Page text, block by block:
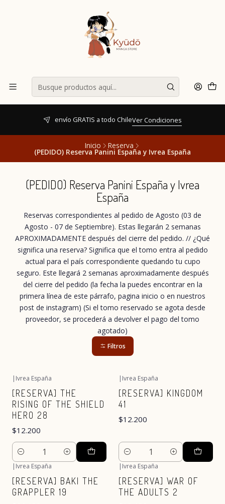
envío GRATIS a todo ChileVer Condiciones
Inicio Reserva
(PEDIDO) Reserva Panini España y Ivrea España
(PEDIDO) Reserva Panini España y Ivrea
España
Reservas correspondientes al pedido de Agosto (03 de
Agosto - 07 de Septiembre). Estas llegarán 2 semanas
APROXIMADAMENTE después del cierre del pedido. // ¿Qué
significa una reserva? Significa que el tomo entra al pedido
actual para el país correspondiente quedando tu cupo
seguro. Este llegará 2 semanas aproximadamente después
del cierre del pedido (la fecha la puedes encontrar en la
primera línea de este párrafo, pagina inicio o en nuestros
post de instagram) (Si el tomo reservado se agota desde
proveedor, se procederá a devolver el pago del tomo
agotado)
Filtros
| Ivrea España
[RESERVA] THE
RISING OF THE SHIELD
HERO 28
$12.200
Cantidad
| Ivrea España
[RESERVA] KINGDOM
41
$12.200
Cantidad
| Ivrea España
[RESERVA] BAKI THE
GRAPPLER 19
| Ivrea España
[RESERVA] WAR OF
THE ADULTS 2